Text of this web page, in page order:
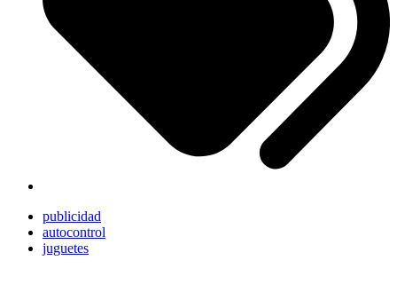
publicidad
autocontrol
juguetes